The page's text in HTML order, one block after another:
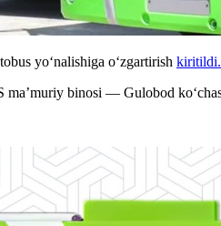
yoʻnalishiga oʻzgartirish kiritildi.
ma’muriy binosi — Gulobod